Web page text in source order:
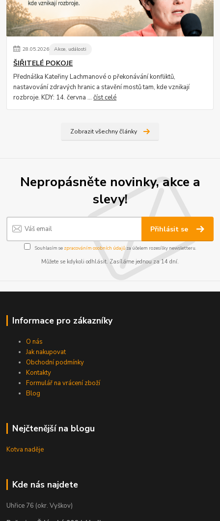
28.05.2026 Akce, události
ŠIŘITELÉ POKOJE
Přednáška Kateřiny Lachmanové o překonávání konfliktů,
nastavování zdravých hranic a stavění mostů tam, kde vznikají
rozbroje. KDY: 14. června ...číst celé
Zobrazit všechny články
Nepropásněte novinky, akce a
slevy!
Přihlásit se
Souhlasím se zpracováním osobních údajůza účelem rozesílky newsletteru.
Můžete se kdykoli odhlásit. Zasíláme jednou za 14 dní.
Informace pro zákazníky
O nás
Jak nakupovat
Obchodní podmínky
Kontakty
Formulář na vrácení zboží
Blog
Nejčtenější na blogu
Kotva naděje
Kde nás najdete
Uhřice 76 (okr. Vyškov)